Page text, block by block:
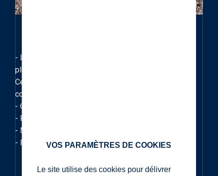
- Le porphyre est une roche magmatique d’origine
plutonique.
Ce type de pierre a une texture finement grenue de
couleur brun rouge.
- Origine : Asie
- Résistance moyenne à la flexion : 27,0 Mpa
- Masse volumique moyenne : 2610 KG/m3
- Porosité moyenne : 0,4%
VOS PARAMÈTRES DE COOKIES
Le site utilise des cookies pour délivrer